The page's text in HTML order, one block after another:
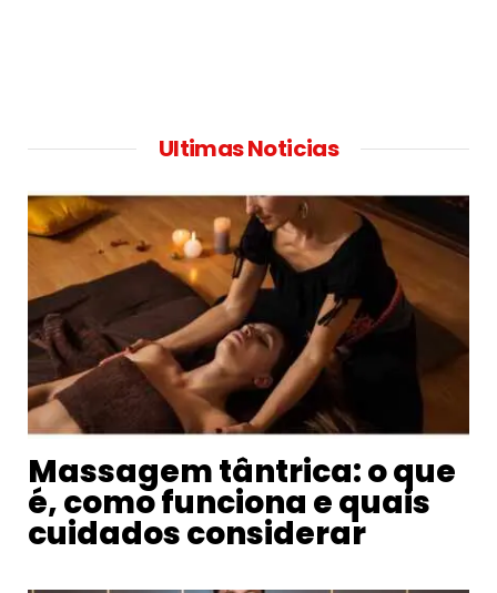
Ultimas Noticias
Massagem tântrica: o que
é, como funciona e quais
cuidados considerar